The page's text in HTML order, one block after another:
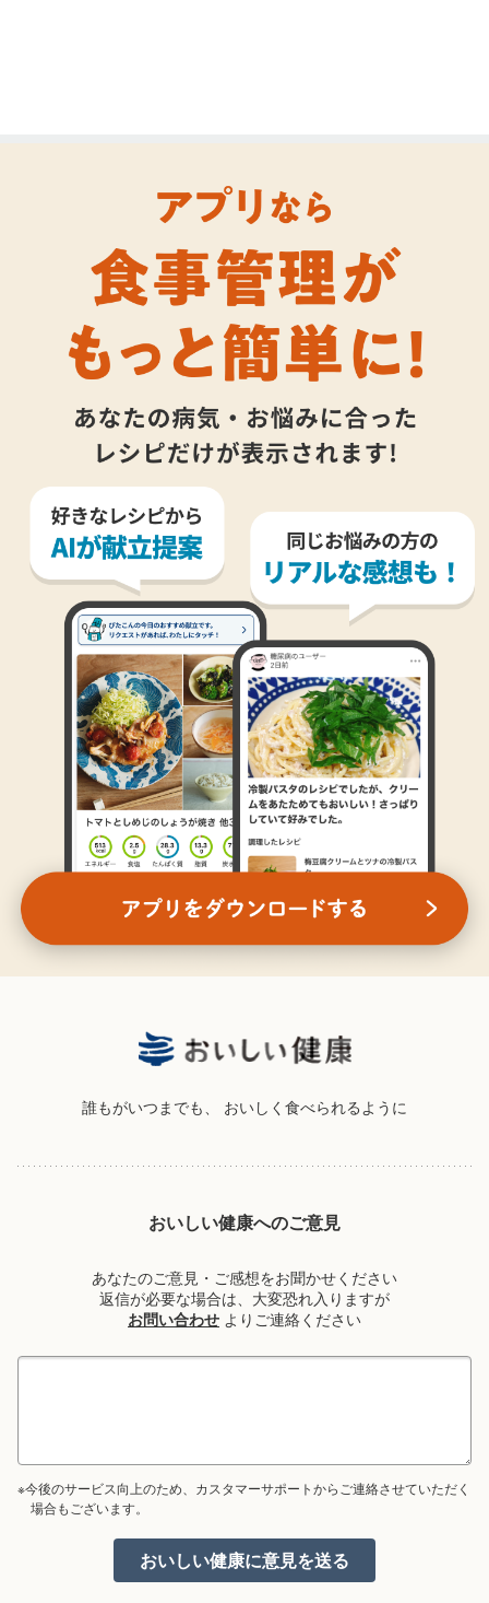
誰もがいつまでも、 おいしく食べられるように
おいしい健康へのご意見
あなたのご意見・ご感想をお聞かせください
返信が必要な場合は、大変恐れ入りますが
お問い合わせ よりご連絡ください
※今後のサービス向上のため、カスタマーサポートからご連絡させていただく
場合もございます。